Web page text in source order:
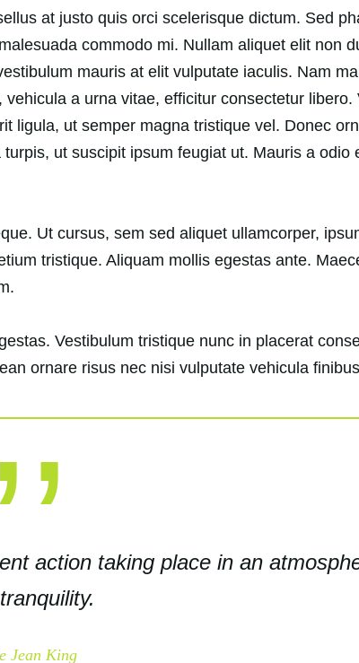
at justo quis orci scelerisque dictum. Sed
commodo mi. Nullam aliquet elit non
mauris at elit vulputate iaculis. Nam
a urna vitae, efficitur consectetur libero.
ligula, ut semper magna tristique vel. Donec
ut suscipit ipsum feugiat ut. Mauris a odio
Ut cursus, sem sed aliquet ullamcorper,
tristique. Aliquam mollis egestas ante.
Vestibulum tristique nunc in placerat
ornare risus nec nisi vulputate vehicula
action taking place in an
Jean King